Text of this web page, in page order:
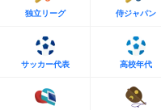
独立リーグ 侍ジャパン
サッカー代表 高校年代